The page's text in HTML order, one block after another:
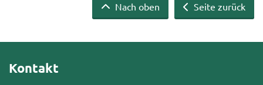
Seite zurück
Nach oben
Kontakt